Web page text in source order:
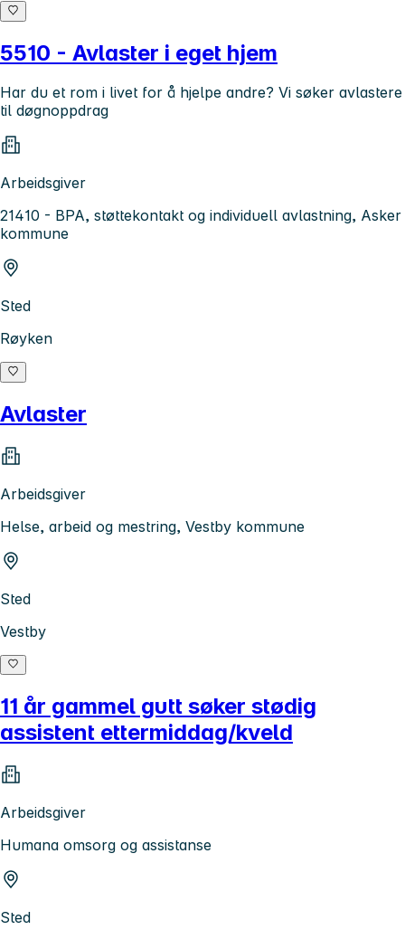
5510 - Avlaster i eget hjem
Har du et rom i livet for å hjelpe andre? Vi søker avlastere
til døgnoppdrag
Arbeidsgiver
21410 - BPA, støttekontakt og individuell avlastning, Asker
kommune
Sted
Røyken
Avlaster
Arbeidsgiver
Helse, arbeid og mestring, Vestby kommune
Sted
Vestby
11 år gammel gutt søker stødig
assistent ettermiddag/kveld
Arbeidsgiver
Humana omsorg og assistanse
Sted